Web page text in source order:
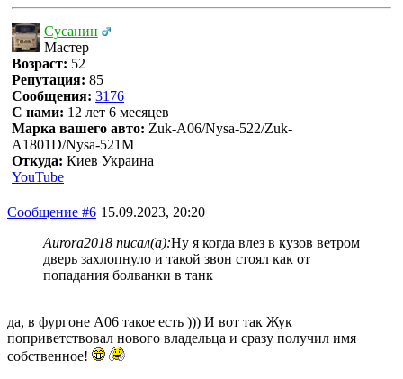
Сусанин
Мастер
Возраст: 52
Репутация: 85
Сообщения: 3176
С нами: 12 лет 6 месяцев
Марка вашего авто: Zuk-A06/Nysa-522/Zuk-
A1801D/Nysa-521M
Откуда: Киев Украина
YouTube
Сообщение #6 15.09.2023, 20:20
Aurora2018 писал(а):Ну я когда влез в кузов ветром
дверь захлопнуло и такой звон стоял как от
попадания болванки в танк
да, в фургоне А06 такое есть ))) И вот так Жук
поприветствовал нового владельца и сразу получил имя
собственное!